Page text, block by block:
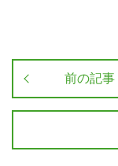
前の記事